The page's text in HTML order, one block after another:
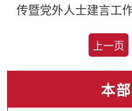
传暨党外人士建言工
上一页
本